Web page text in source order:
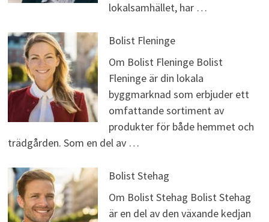
lokalsamhället, har …
Bolist Fleninge
Om Bolist Fleninge Bolist
Fleninge är din lokala
byggmarknad som erbjuder ett
omfattande sortiment av
produkter för både hemmet och
trädgården. Som en del av …
Bolist Stehag
Om Bolist Stehag Bolist Stehag
är en del av den växande kedjan